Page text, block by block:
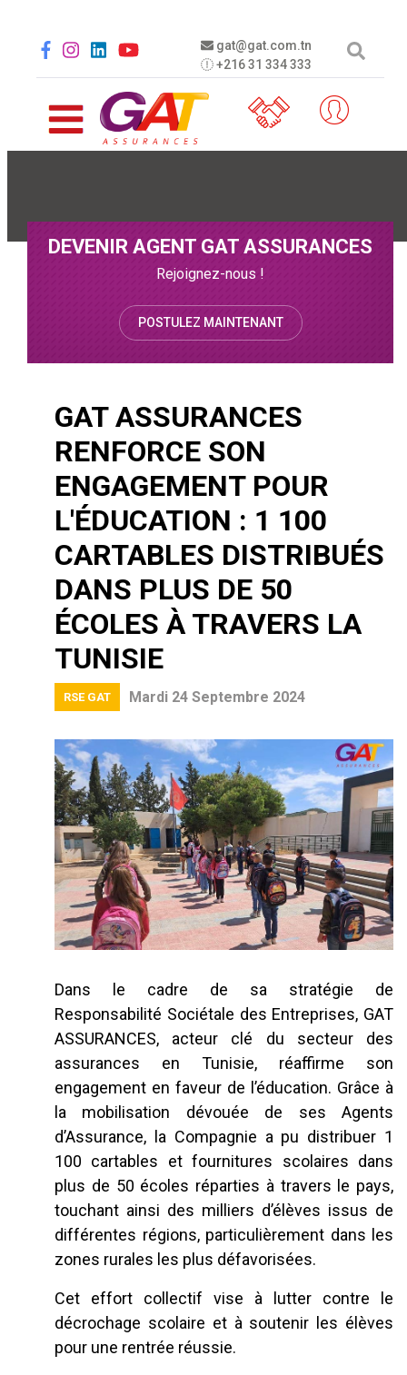
gat@gat.com.tn
+216 31 334 333
Social menu
DEVENIR AGENT GAT ASSURANCES
Rejoignez-nous !
POSTULEZ MAINTENANT
GAT ASSURANCES
RENFORCE SON
ENGAGEMENT POUR
L'ÉDUCATION : 1 100
CARTABLES DISTRIBUÉS
DANS PLUS DE 50
ÉCOLES À TRAVERS LA
TUNISIE
RSE GAT Mardi 24 Septembre 2024
Dans le cadre de sa stratégie de
Responsabilité Sociétale des Entreprises, GAT
ASSURANCES, acteur clé du secteur des
assurances en Tunisie, réaffirme son
engagement en faveur de l’éducation. Grâce à
la mobilisation dévouée de ses Agents
d’Assurance, la Compagnie a pu distribuer 1
100 cartables et fournitures scolaires dans
plus de 50 écoles réparties à travers le pays,
touchant ainsi des milliers d’élèves issus de
différentes régions, particulièrement dans les
zones rurales les plus défavorisées.
Cet effort collectif vise à lutter contre le
décrochage scolaire et à soutenir les élèves
pour une rentrée réussie.